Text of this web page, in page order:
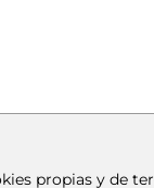
propias y de